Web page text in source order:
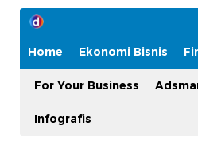
Home Ekonomi Bisnis
For Your Business
Infografis